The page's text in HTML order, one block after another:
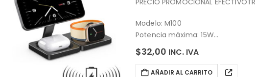
Modelo: M100
Potencia máxima: 15W
Interfaz de alimentación: USB
Carga inalámbrica, soporte
Compatibilidad: Smartphones,
$32,00 INC. IVA
AÑADIR AL CARRITO